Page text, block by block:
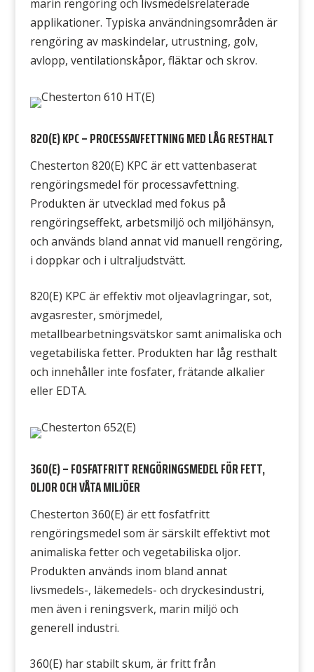
marin rengöring och livsmedelsrelaterade
applikationer. Typiska användningsområden är
rengöring av maskindelar, utrustning, golv,
avlopp, ventilationskåpor, fläktar och skrov.
820(E) KPC – PROCESSAVFETTNING MED LÅG RESTHALT
Chesterton 820(E) KPC är ett vattenbaserat
rengöringsmedel för processavfettning.
Produkten är utvecklad med fokus på
rengöringseffekt, arbetsmiljö och miljöhänsyn,
och används bland annat vid manuell rengöring,
i doppkar och i ultraljudstvätt.
820(E) KPC är effektiv mot oljeavlagringar, sot,
avgasrester, smörjmedel,
metallbearbetningsvätskor samt animaliska och
vegetabiliska fetter. Produkten har låg resthalt
och innehåller inte fosfater, frätande alkalier
eller EDTA.
360(E) – FOSFATFRITT RENGÖRINGSMEDEL FÖR FETT,
OLJOR OCH VÅTA MILJÖER
Chesterton 360(E) är ett fosfatfritt
rengöringsmedel som är särskilt effektivt mot
animaliska fetter och vegetabiliska oljor.
Produkten används inom bland annat
livsmedels-, läkemedels- och dryckesindustri,
men även i reningsverk, marin miljö och
generell industri.
360(E) har stabilt skum, är fritt från